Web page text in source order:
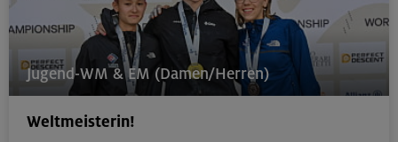
Klettertreff indoor
München
Jugend-WM & EM (Damen/Herren)
Weltmeisterin!